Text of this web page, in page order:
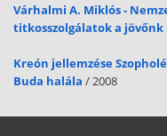
Várhalmi A. Miklós -
titkosszolgálatok a
Kreón jellemzése
Buda halála / 2008